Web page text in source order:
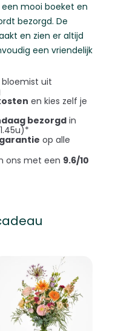
mooi boeket en
bezorgd. De
en zien er altijd
een vriendelijk
uit
en kies zelf je
bezorgd in
op alle
ons met een 9.6/10
van de carrousel is